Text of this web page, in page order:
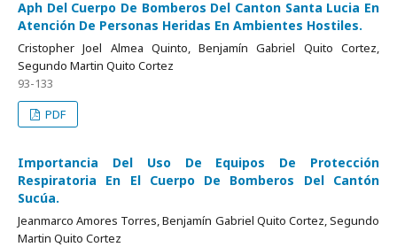
Aph Del Cuerpo De Bomberos Del Canton Santa Lucia En
Atención De Personas Heridas En Ambientes Hostiles.
Cristopher Joel Almea Quinto, Benjamín Gabriel Quito Cortez,
Segundo Martin Quito Cortez
93-133
PDF
Importancia Del Uso De Equipos De Protección
Respiratoria En El Cuerpo De Bomberos Del Cantón
Sucúa.
Jeanmarco Amores Torres, Benjamín Gabriel Quito Cortez, Segundo
Martin Quito Cortez